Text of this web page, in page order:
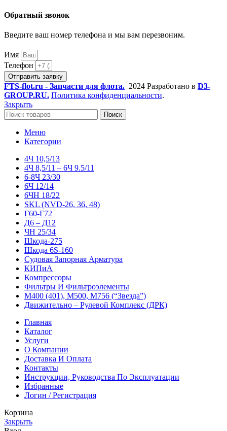
Обратный звонок
Введите ваш номер телефона и мы вам перезвоним.
Имя
Телефон
Отправить заявку
FTS-flot.ru - Запчасти для флота. 2024 Разработано в D3-
GROUP.RU. Политика конфиденциальности.
Закрыть
Поиск
Меню
Категории
4Ч 10,5/13
4Ч 8,5/11 – 6Ч 9.5/11
6-8Ч 23/30
6Ч 12/14
6ЧН 18/22
SKL (NVD-26, 36, 48)
Г60-Г72
Д6 – Д12
ЧН 25/34
Шкода-275
Шкода 6S-160
Судовая Запорная Арматура
КИПиА
Компрессоры
Фильтры И Фильтроэлементы
М400 (401), М500, М756 (“Звезда”)
Движительно – Рулевой Комплекс (ДРК)
Главная
Каталог
Услуги
О Компании
Доставка И Оплата
Контакты
Инструкции, Руководства По Эксплуатации
Избранные
Логин / Регистрация
Корзина
Закрыть